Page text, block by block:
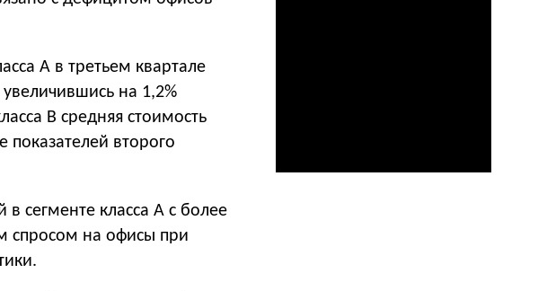
А в третьем квартале
на 1,2%
В средняя стоимость
показателей второго
сегменте класса А с более
спросом на офисы при